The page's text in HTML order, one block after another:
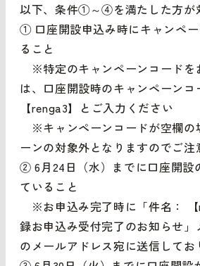
以下、条件①～④を満たした方が
① 口座開設申込み時にキャンペ
ること
※特定のキャンペーンコードを
は、口座開設時のキャンペーンコ
【renga3】とご入力ください
※キャンペーンコードが空欄の
ーンの対象外となりますのでご注
② 6月24日（水）までに口座開設
ていること
※お申込み完了時に「件名：
録お申込み受付完了のお知らせ
のメールアドレス宛に送信してお